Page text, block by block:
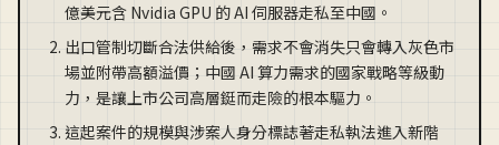
億美元含 Nvidia GPU 的 AI 伺服器走私至中國。
出口管制切斷合法供給後，需求不會消失只會轉入灰色市
場並附帶高額溢價；中國 AI 算力需求的國家戰略等級動
力，是讓上市公司高層鋌而走險的根本驅力。
這起案件的規模與涉案人身分標誌著走私執法進入新階